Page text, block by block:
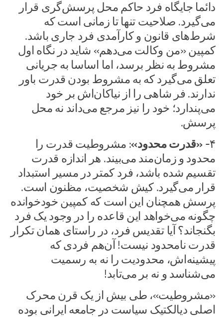
دائما جایگاه فرد حاکم محل پرسش‌گری قرار
می‌گیرد. صلاحیت تنها تا زمانی است که
شرط‌های قانون و کارآمدی فرد جاری باشد.
کمپین «من وکالت می‌دهم» شاید در نگاه اول
مشروط به نظر برسد، اما اساسا به جریانی
تعلق می‌گیرد که به مشروط بودن قدرت باور
ندارند. فر شاهی را از نیاکان‌اش بر خود
می‌پندارد؛ خود را نیز مرجع می‌داند نه محل
پرسش.
۴- «قدرت محدود»: مشروطیت قدرت را
محدود و زمان‌مند می‌بیند. هر اندازه قدرت
تقسیم شده باشد، فرد کمتر در مسیر استبداد
قرار می‌گیرد. کیش شخصیت، مظنون است.
پرسش همچنان این است که کمپین خودخوانده
چگونه می‌خواهد این قاعده را در وجود یک فرد
بگنجاند؟ آیا تقدیس فرد، در راستای همان تکرار
قدرت نامحدود نیست! آن‌هم فردی که
پیشینه‌اش، محدودیت را نه به رسمیت
می‌شناسد و نه بر می‌تابد!
«مشروطیت»، طی بیش از یک قرن محرک
اصلی دیالکتیک سیاست در جامعه ایرانی بوده